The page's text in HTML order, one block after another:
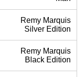
Remy Marquis
Silver Edition
Remy Marquis
Black Edition